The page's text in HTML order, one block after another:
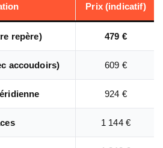
Prix (indicatif)
repère) 479 €
accoudoirs) 609 €
924 €
1 144 €